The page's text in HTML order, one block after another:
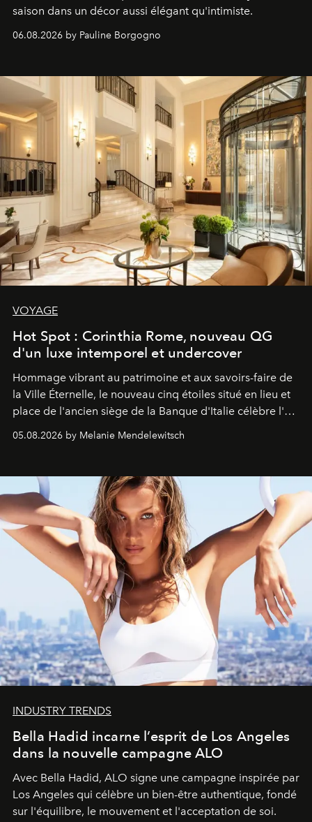
saison dans un décor aussi élégant qu'intimiste.
06.08.2026 by Pauline Borgogno
VOYAGE
Hot Spot : Corinthia Rome, nouveau QG
d'un luxe intemporel et undercover
Hommage vibrant au patrimoine et aux savoirs-faire de
la Ville Éternelle, le nouveau cinq étoiles situé en lieu et
place de l'ancien siège de la Banque d'Italie célèbre l'art
de vivre Romain dans toute son élégance intemporelle.
05.08.2026 by Melanie Mendelewitsch
INDUSTRY TRENDS
Bella Hadid incarne l’esprit de Los Angeles
dans la nouvelle campagne ALO
Avec Bella Hadid, ALO signe une campagne inspirée par
Los Angeles qui célèbre un bien-être authentique, fondé
sur l'équilibre, le mouvement et l'acceptation de soi.